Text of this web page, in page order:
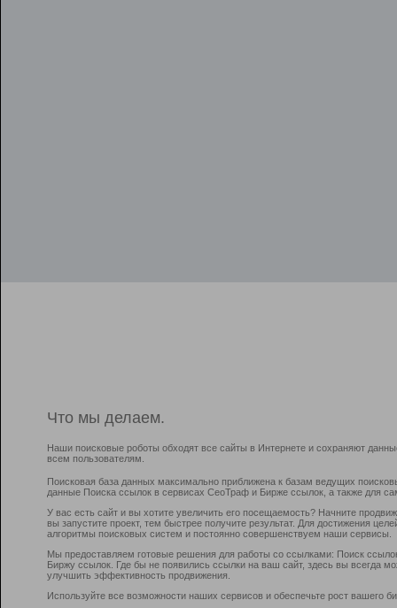
Что мы делаем.
Наши поисковые роботы обходят все сайты в Интернете и сохраняют
всем пользователям.
Поисковая база данных максимально приближена к базам ведущих
данные Поиска ссылок в сервисах СеоТраф и Бирже ссылок, а также для
У вас есть сайт и вы хотите увеличить его посещаемость? Начните
вы запустите проект, тем быстрее получите результат. Для достижения
алгоритмы поисковых систем и постоянно совершенствуем наши сервисы.
Мы предоставляем готовые решения для работы со ссылками: Поиск
Биржу ссылок. Где бы не появились ссылки на ваш сайт, здесь вы всегда
улучшить эффективность продвижения.
Используйте все возможности наших сервисов и обеспечьте рост вашего